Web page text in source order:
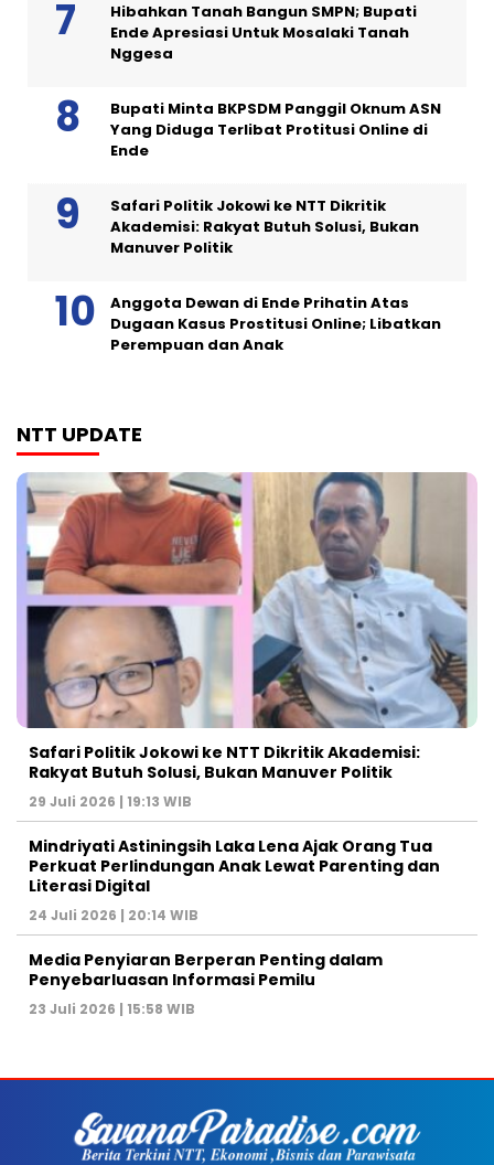
Hibahkan Tanah Bangun SMPN; Bupati
Ende Apresiasi Untuk Mosalaki Tanah
Nggesa
Bupati Minta BKPSDM Panggil Oknum ASN
Yang Diduga Terlibat Protitusi Online di
Ende
Safari Politik Jokowi ke NTT Dikritik
Akademisi: Rakyat Butuh Solusi, Bukan
Manuver Politik
Anggota Dewan di Ende Prihatin Atas
Dugaan Kasus Prostitusi Online; Libatkan
Perempuan dan Anak
NTT UPDATE
Safari Politik Jokowi ke NTT Dikritik Akademisi:
Rakyat Butuh Solusi, Bukan Manuver Politik
29 Juli 2026 | 19:13 WIB
Mindriyati Astiningsih Laka Lena Ajak Orang Tua
Perkuat Perlindungan Anak Lewat Parenting dan
Literasi Digital
24 Juli 2026 | 20:14 WIB
Media Penyiaran Berperan Penting dalam
Penyebarluasan Informasi Pemilu
23 Juli 2026 | 15:58 WIB